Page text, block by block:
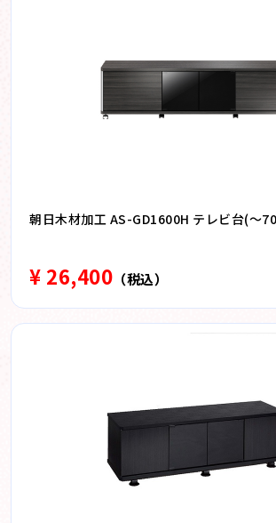
朝日木材加工 AS-GD1600H テレビ台(〜
¥ 26,400 （税込）